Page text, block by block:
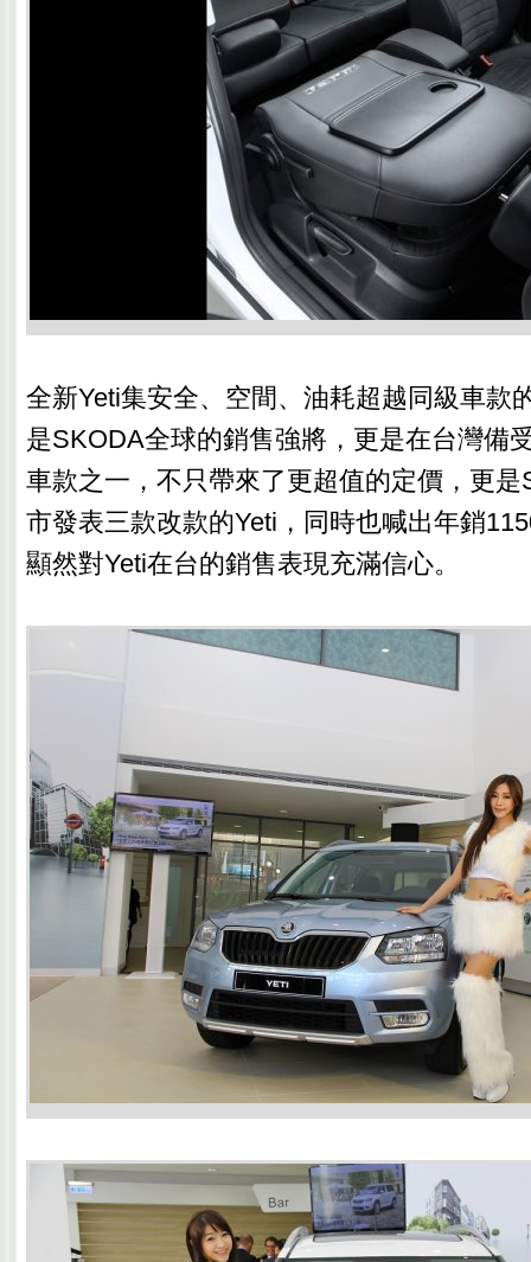
全新Yeti集安全、空間、油耗超越同級車款
是SKODA全球的銷售強將，更是在台灣備
車款之一，不只帶來了更超值的定價，更
市發表三款改款的Yeti，同時也喊出年銷
顯然對Yeti在台的銷售表現充滿信心。